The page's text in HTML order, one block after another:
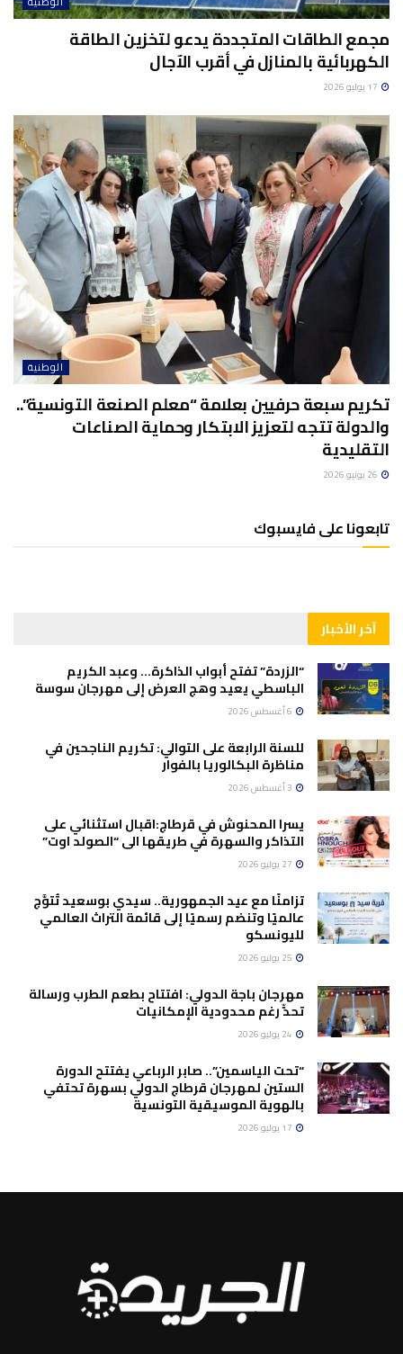
مجمع الطاقات المتجددة يدعو لتخزين الطاقة
الكهربائية بالمنازل في أقرب الآجال
الوطنية
تكريم سبعة حرفيين بعلامة “معلم الصنعة التونسية”..
والدولة تتجه لتعزيز الابتكار وحماية الصناعات
التقليدية
تابعونا على فايسبوك
آخر الأخبار
“الزردة” تفتح أبواب الذاكرة… وعبد الكريم
الباسطي يعيد وهج العرض إلى مهرجان سوسة
للسنة الرابعة على التوالي: تكريم الناجحين في
مناظرة البكالوريا بالفوار
يسرا المحنوش في قرطاج:اقبال استثنائي على
التذاكر والسهرة في طريقها الى “الصولد اوت”
تزامنًا مع عيد الجمهورية.. سيدي بوسعيد تُتوَّج
عالميًا وتنضم رسميًا إلى قائمة التراث العالمي
لليونسكو
مهرجان باجة الدولي: افتتاح بطعم الطرب ورسالة
تحدٍّ رغم محدودية الإمكانيات
“تحت الياسمين”.. صابر الرباعي يفتتح الدورة
الستين لمهرجان قرطاج الدولي بسهرة تحتفي
بالهوية الموسيقية التونسية